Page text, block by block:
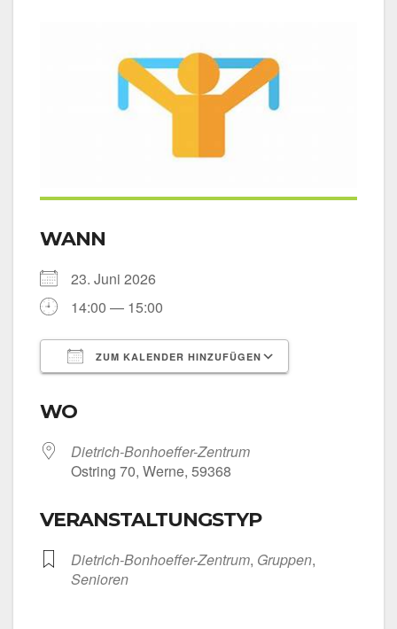
WANN
23. Juni 2026
14:00 — 15:00
ZUM KALENDER HINZUFÜGEN
WO
Dietrich-Bonhoeffer-Zentrum
Ost­ring 70, Wer­ne, 59368
VERANSTALTUNGSTYP
Dietrich-Bonhoeffer-Zentrum, Grup­pen,
Senio­ren